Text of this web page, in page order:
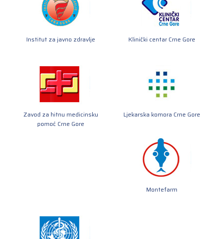
Institut za javno zdravlje Klinički centar Crne Gore
Zavod za hitnu medicinsku
pomoć Crne Gore
Ljekarska komora Crne Gore
Montefarm